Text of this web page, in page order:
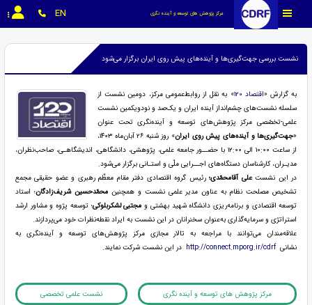
مرکز پژوهش های توسعه و آینده نگری EN
نشست بررسی جهت‌گیری‌ها و آینده‌های پیش روی ایران برگزار می‌شود
به گزارش «اقتصاد ۱۲۰
» به نقل از روابط‌عمومی مرکز، دومین نشست از
سلسله نشست‌های چشم‌انداز آینده ایران و یک‌صد و نودویکمین نشست
علمی-تخصّصی مرکز پژوهش‌های توسعه و آینده‌نگری تحت عنوان
«جهت‌گیری‌ها و آینده‌های پیش روی ایران
» روز شنبه ۲۶ آبان‌ماه ۱۴۰۳،
از ساعت ۱۰:۰۰ الی ۱۲:۰۰ با حضــور جامعه علمی، پژوهشی، دانشگاهی، اندیشگاهـی، صاحب‌نظران،
مدیـران، کارشناسان دستگاه‌های اجــرایی ملّی و استـانی برگزار می‌شود.
در این نشستعلی آقامحمّدی؛رئیس گروه اقتصادی دفتر مقام معظّم رهبری و عضو حقیقی مجمع
تشخیص مصلحت نظام به عناون مدیر علمی نشست و همچنینمحمّدحسین شریفزادگان؛ استاد
توسعه اقتصادی و برنامه‌ریزی دانشگاه شهید بهشتی و مجتبی لشکربلوکی؛ توسعه پژوه و مشاور ارشد
استراتژی و سرمایه‌گذاری به‌‌عنوان سخنرانان در این نشست به ایراد نقطه‌نظرات خود می‌پردازند.
علاقه‌مندان می‌توانند با مراجعه به تالار مجازی مرکز پژوهش‌های توسعه و آینده‌نگری به
نشانی http://connect.mporg.ir/cdrf در این نشست شرکت نمایند.
مرکز پژوهش های توسعه و آینده نگری نشست علمی تخصصی